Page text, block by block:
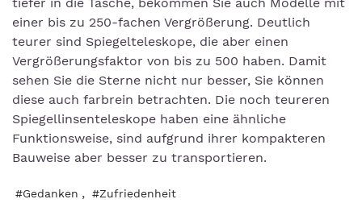
einer bis zu 250-fachen Vergrößerung. Deutlich
teurer sind Spiegelteleskope, die aber einen
Vergrößerungsfaktor von bis zu 500 haben. Damit
sehen Sie die Sterne nicht nur besser, Sie können
diese auch farbrein betrachten. Die noch teureren
Spiegellinsenteleskope haben eine ähnliche
Funktionsweise, sind aufgrund ihrer kompakteren
Bauweise aber besser zu transportieren.
#Gedanken , #Zufriedenheit